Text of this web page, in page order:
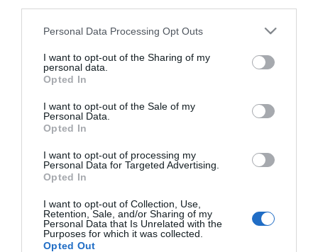
generamos contenido relevante para nuestra audiencia.
recopilación y uso de datos en nuestra Política de
Privacidad.
terceros por nuestra parte, utilice la siguiente opción de
exclusión y confirme su selección. Tenga en cuenta que
después de que se procese su solicitud de exclusión, es
posible que continúe viendo anuncios basados en intereses
basados en la información personal utilizada por nosotros o
en información personal divulgada a terceros antes de su
Puede optar por no participar en la divulgación adicional de
su información personal por parte de terceros en la Lista de
participantes intermedios de la IAB.
Personal Data Processing Opt Outs
I want to opt-out of the Sharing of my
personal data.
Opted In
I want to opt-out of the Sale of my
Personal Data.
Opted In
I want to opt-out of processing my
Personal Data for Targeted Advertising.
Opted In
I want to opt-out of Collection, Use,
Retention, Sale, and/or Sharing of my
Personal Data that Is Unrelated with the
Purposes for which it was collected.
Opted Out
2/10
0
17